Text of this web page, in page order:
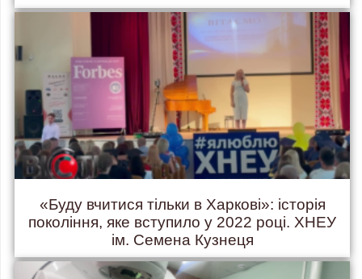
«Буду вчитися тільки в Харкові»: історія
покоління, яке вступило у 2022 році. ХНЕУ
ім. Семена Кузнеця